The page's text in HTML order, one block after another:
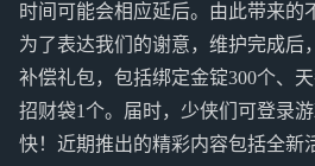
时间可能会相应延后。由此带来的
为了表达我们的谢意，维护完成后
补偿礼包，包括绑定金锭300个、
招财袋1个。届时，少侠们可登录
快！近期推出的精彩内容包括全新